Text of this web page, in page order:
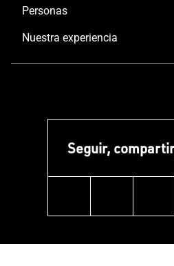
Personas
Nuestra experiencia
Seguir,